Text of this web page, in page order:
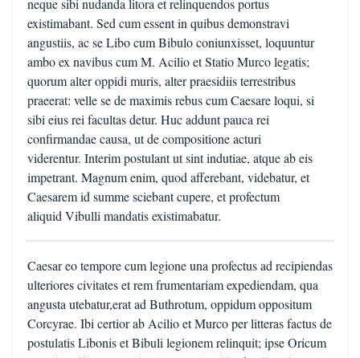
neque sibi nudanda litora et relinquendos portus
existimabant. Sed cum essent in quibus demonstravi
angustiis, ac se Libo cum Bibulo coniunxisset, loquuntur
ambo ex navibus cum M. Acilio et Statio Murco legatis;
quorum alter oppidi muris, alter praesidiis terrestribus
praeerat: velle se de maximis rebus cum Caesare loqui, si
sibi eius rei facultas detur. Huc addunt pauca rei
confirmandae causa, ut de compositione acturi
viderentur. Interim postulant ut sint indutiae, atque ab eis
impetrant. Magnum enim, quod afferebant, videbatur, et
Caesarem id summe sciebant cupere, et profectum
aliquid Vibulli mandatis existimabatur.
Caesar eo tempore cum legione una profectus ad recipiendas
ulteriores civitates et rem frumentariam expediendam, qua
angusta utebatur,erat ad Buthrotum, oppidum oppositum
Corcyrae. Ibi certior ab Acilio et Murco per litteras factus de
postulatis Libonis et Bibuli legionem relinquit; ipse Oricum